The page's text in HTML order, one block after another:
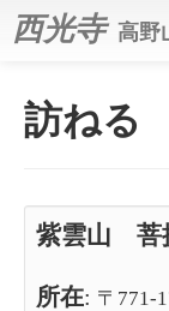
西光寺 高野
お寺について
寺だより紫雲
訪ねる
紫雲山 菩
所在: 〒771-